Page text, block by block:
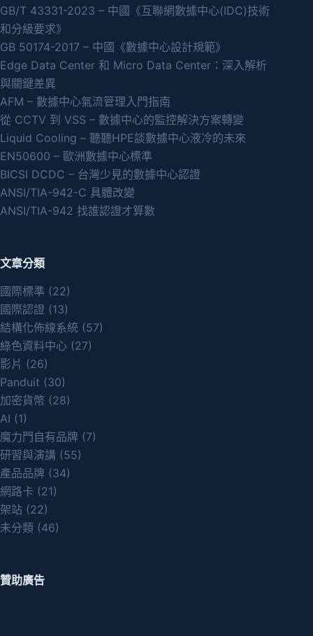
GB/T 43331-2023 – 中國《互聯網數據中心(IDC)技術
和分級要求》
GB 50174-2017 – 中國《數據中心設計規範》
Edge Data Center 和 Micro Data Center：深入解析
與關鍵差異
AFM – 數據中心氣流管理入門指南
從 CCTV 到 VSS – 數據中心的監控解決方案轉變
Liquid Cooling – 聽聽HPE談數據中心液冷的未來
EN50600 – 歐洲數據中心標準
BICSI DCDC – 台灣少見的數據中心認證
ANSI/TIA-942-C 具體改變
ANSI/TIA-942 找誰認證才算數
文章分類
國際標準 (22)
國際認證 (13)
結構化佈線系統 (57)
綠色資料中心 (27)
影片 (26)
Panduit (30)
加密貨幣 (28)
AI (1)
魔力門自有品牌 (7)
研習與演講 (55)
產品品牌 (34)
網路卡 (21)
架站 (22)
未分類 (46)
贊助廣告